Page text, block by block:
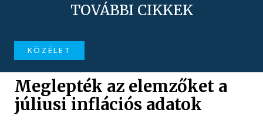
TOVÁBBI CIKKEK
KÖZÉLET
Meglepték az elemzőket a
júliusi inflációs adatok